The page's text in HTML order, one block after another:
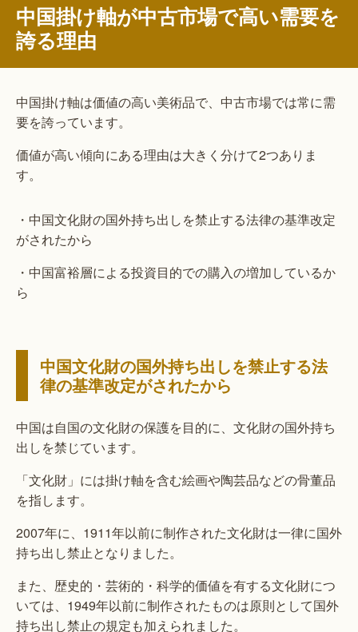
中国掛け軸が中古市場で高い需要を
誇る理由
中国掛け軸は価値の高い美術品で、中古市場では常に需
要を誇っています。
価値が高い傾向にある理由は大きく分けて2つありま
す。
・中国文化財の国外持ち出しを禁止する法律の基準改定
がされたから
・中国富裕層による投資目的での購入の増加しているか
ら
中国文化財の国外持ち出しを禁止する法
律の基準改定がされたから
中国は自国の文化財の保護を目的に、文化財の国外持ち
出しを禁じています。
「文化財」には掛け軸を含む絵画や陶芸品などの骨董品
を指します。
2007年に、1911年以前に制作された文化財は一律に国外
持ち出し禁止となりました。
また、歴史的・芸術的・科学的価値を有する文化財につ
いては、1949年以前に制作されたものは原則として国外
持ち出し禁止の規定も加えられました。